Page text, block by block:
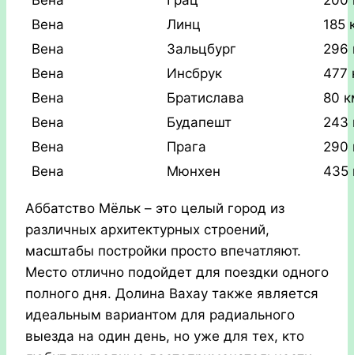
Вена
Линц
185
Вена
Зальцбург
296
Вена
Инсбрук
477
Вена
Братислава
80
Вена
Будапешт
243
Вена
Прага
290
Вена
Мюнхен 435
Аббатство Мёльк – это целый город из
различных архитектурных строений,
масштабы постройки просто впечатляют.
Место отлично подойдет для поездки одного
полного дня. Долина Вахау также является
идеальным вариантом для радиального
выезда на один день, но уже для тех, кто